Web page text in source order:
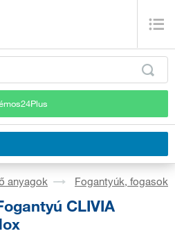
anyagok Fogantyúk, fogasok
CLIVIA